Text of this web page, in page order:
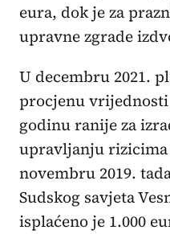
eura, dok je za
upravne zgrade
U decembru 2021.
procjenu
godinu ranije za
upravljanju rizicima
novembru 2019.
Sudskog savjeta
isplaćeno je 1.000